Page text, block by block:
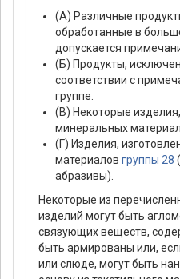
(А) Различные
обработанные в
допускается
(Б) Продукты,
соответствии с
группе.
(В) Некоторые
минеральных
(Г) Изделия,
материалов группы 28
абразивы).
Некоторые из
изделий могут быть
связующих веществ,
быть армированы или,
или слюде, могут быть